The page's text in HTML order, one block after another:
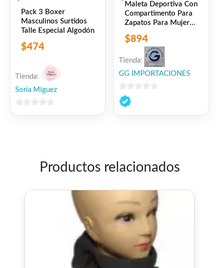
Pack 3 Boxer
Masculinos Surtidos
Talle Especial Algodón
$474
Tienda:
Soria Miguez
Maleta Deportiva Con
Compartimento Para
Zapatos Para Mujer
Color Azul
$894
Tienda:
GG IMPORTACIONES
0
de
Productos relacionados